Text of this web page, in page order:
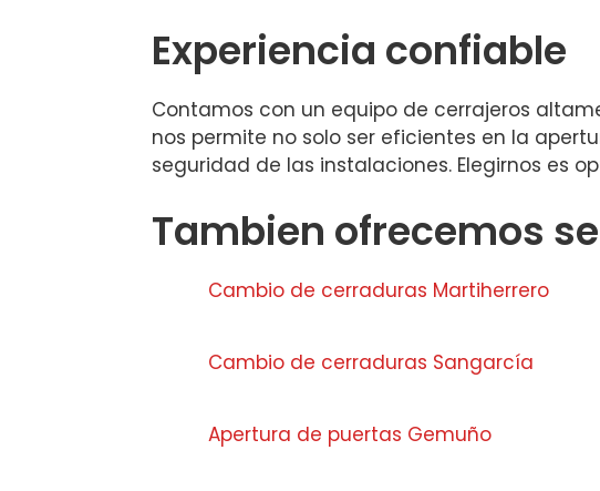
Experiencia confiable
Contamos con un equipo de cerrajeros
nos permite no solo ser eficientes en la
seguridad de las instalaciones. Elegirnos es
Tambien ofrecemos
Cambio de cerraduras Martiherrero
Cambio de cerraduras Sangarcía
Apertura de puertas Gemuño